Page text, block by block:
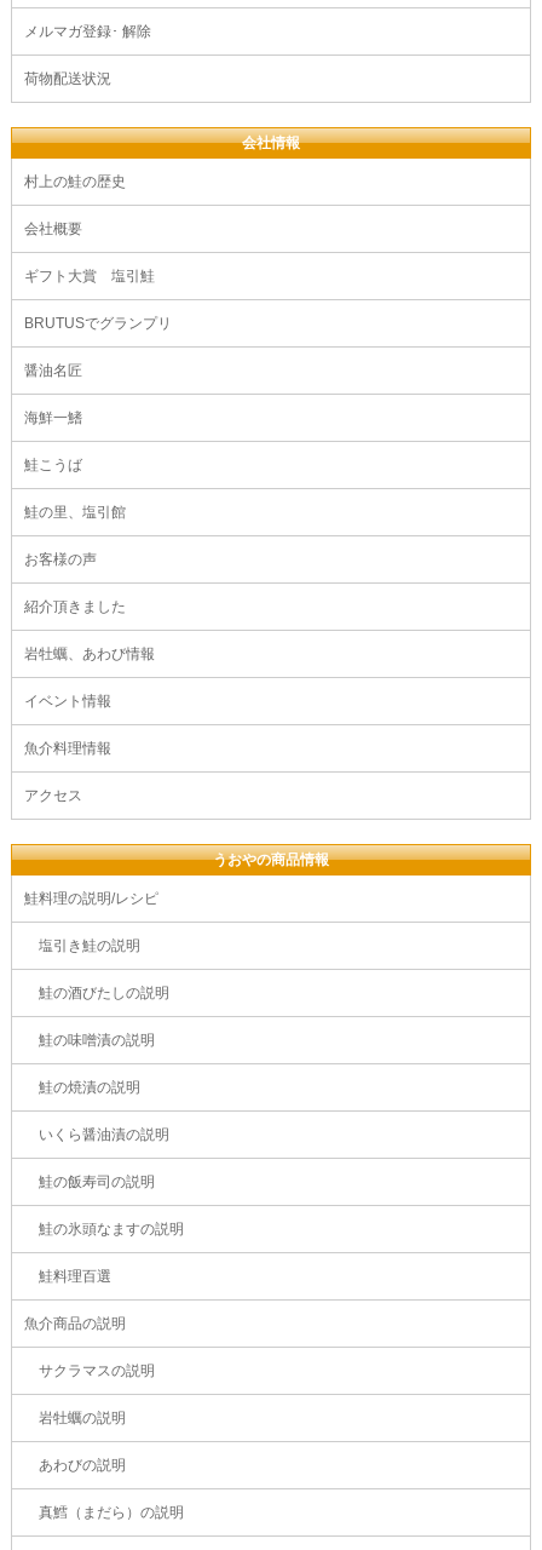
メルマガ登録･ 解除
荷物配送状況
会社情報
村上の鮭の歴史
会社概要
ギフト大賞 塩引鮭
BRUTUSでグランプリ
醤油名匠
海鮮一鰭
鮭こうば
鮭の里、塩引館
お客様の声
紹介頂きました
岩牡蠣、あわび情報
イベント情報
魚介料理情報
アクセス
うおやの商品情報
鮭料理の説明/レシピ
塩引き鮭の説明
鮭の酒びたしの説明
鮭の味噌漬の説明
鮭の焼漬の説明
いくら醤油漬の説明
鮭の飯寿司の説明
鮭の氷頭なますの説明
鮭料理百選
魚介商品の説明
サクラマスの説明
岩牡蠣の説明
あわびの説明
真鱈（まだら）の説明